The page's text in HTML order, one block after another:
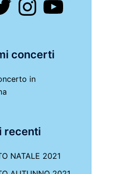
concerti
in
recenti
NATALE 2021